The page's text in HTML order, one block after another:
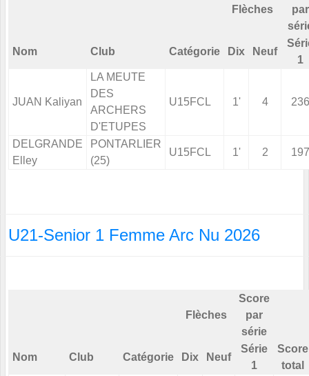
Flèches
par
Nom Club Catégorie Dix Neuf
1
JUAN Kaliyan
LA MEUTE
DES
ARCHERS
D'ETUPES
U15FCL 1' 4 236
DELGRANDE
Elley
PONTARLIER
(25)
U15FCL 1' 2 197
U21-Senior 1 Femme Arc Nu 2026
Flèches
Score
par
série
Nom Club Catégorie Dix Neuf
Série
1
Score
total